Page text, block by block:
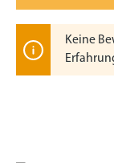
Keine